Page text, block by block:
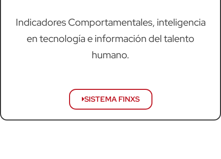
Indicadores Comportamentales, inteligencia
en tecnología e información del talento
humano.
SISTEMA FINXS